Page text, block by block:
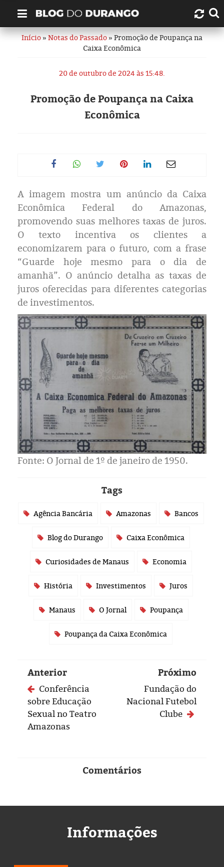
Quem é Durango Duarte?
Links úteis
Contato
Artigos
História
Eleições 2024
Pesquisas
Política
Início»Notas do Passado» Promoção de Poupança na
Caixa Econômica
20 de outubro de 2024 às 15:48.
Promoção de Poupança na Caixa
Econômica
A imagem mostra um anúncio da Caixa
Econômica Federal do Amazonas,
promovendo suas melhores taxas de juros.
O texto incentiva os clientes a
economizarem para o futuro, com a frase
“Guarde hoje mesmo para o dia de
amanhã”. O anúncio detalha as taxas de
juros oferecidas para diferentes categorias
de investimentos.
Fonte: O Jornal de 1º de janeiro de 1950.
Tags
Agência Bancária Amazonas Bancos
Blog do Durango Caixa Econômica
Curiosidades de Manaus Economia
História Investimentos Juros
Manaus O Jornal Poupança
Poupança da Caixa Econômica
Anterior
Conferência
sobre Educação
Sexual no Teatro
Amazonas
Próximo
Fundação do
Nacional Futebol
Clube
Comentários
Informações